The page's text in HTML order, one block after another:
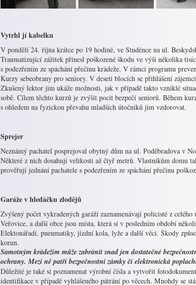
Vytrhl jí kabelku
V pondělí 24. října krátce po 19 hodině, ve Studénce na ul.
Traumatizující zážitek přinesl poškozené škodu ve výši několika
s podezřením ze spáchání přečinu krádeže. V rámci programu
Kurzy sebeobrany pro seniory. V deseti blocích se přihlášení
Zkušený lektor jim ukáže možnosti, jak v případě takto vzniklé
sobě. Cílem těchto kurzů je zvýšit pocit bezpečí seniorů. Během
s ohledem na fyzickou převahu mladších útočníků jim vzdorovat.
Sprejer
Neznámý pachatel posprejoval obytný dům na ul. Poděbradova v
Některé z nich dosahují velikosti až čtyř metrů. Vlastníkům domu
prověřují jednání pachatele s podezřením ze spáchání přečinu
Garáže v hledáčku zlodějů
Zvýšený počet vykradených garáží zaznamenávají policisté z
Veřovice, a další obce jsou místa, která si v posledním období
Elektonářadí, pneumatiky, jízdní kola, lyže a další věci. Škody
korun.
Samotným krádežím může zabránit snad jen dostatečné
ochrany. Mezi ně patří bezpečnostní zámky či elektronická
Důležité je také si poznamenat výrobní čísla a vytvořit
identifikace v případě vyhlášeného pátrání po věcech. Mnohdy se